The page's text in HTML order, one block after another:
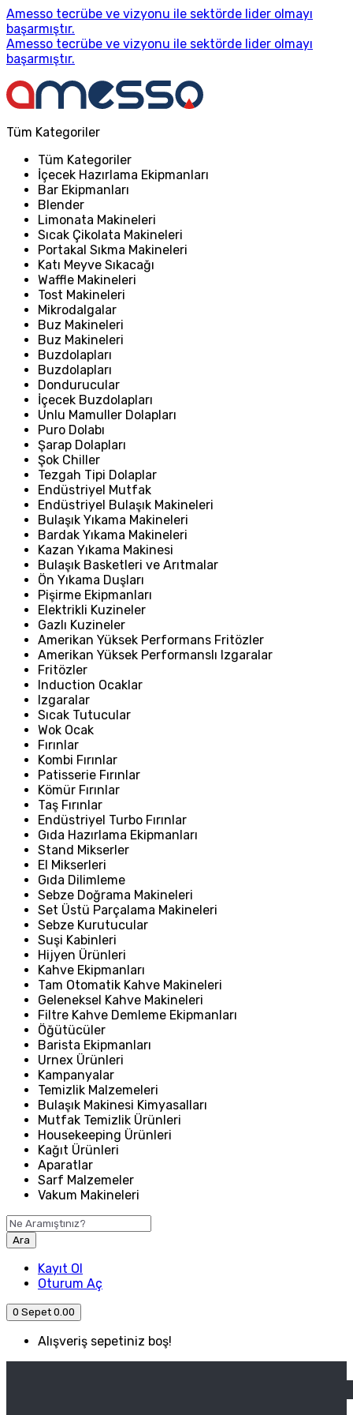
Amesso tecrübe ve vizyonu ile sektörde lider olmayı
başarmıştır.
Amesso tecrübe ve vizyonu ile sektörde lider olmayı
başarmıştır.
Tüm Kategoriler
Tüm Kategoriler
İçecek Hazırlama Ekipmanları
Bar Ekipmanları
Blender
Limonata Makineleri
Sıcak Çikolata Makineleri
Portakal Sıkma Makineleri
Katı Meyve Sıkacağı
Waffle Makineleri
Tost Makineleri
Mikrodalgalar
Buz Makineleri
Buz Makineleri
Buzdolapları
Buzdolapları
Dondurucular
İçecek Buzdolapları
Unlu Mamuller Dolapları
Puro Dolabı
Şarap Dolapları
Şok Chiller
Tezgah Tipi Dolaplar
Endüstriyel Mutfak
Endüstriyel Bulaşık Makineleri
Bulaşık Yıkama Makineleri
Bardak Yıkama Makineleri
Kazan Yıkama Makinesi
Bulaşık Basketleri ve Arıtmalar
Ön Yıkama Duşları
Pişirme Ekipmanları
Elektrikli Kuzineler
Gazlı Kuzineler
Amerikan Yüksek Performans Fritözler
Amerikan Yüksek Performanslı Izgaralar
Fritözler
Induction Ocaklar
Izgaralar
Sıcak Tutucular
Wok Ocak
Fırınlar
Kombi Fırınlar
Patisserie Fırınlar
Kömür Fırınlar
Taş Fırınlar
Endüstriyel Turbo Fırınlar
Gıda Hazırlama Ekipmanları
Stand Mikserler
El Mikserleri
Gıda Dilimleme
Sebze Doğrama Makineleri
Set Üstü Parçalama Makineleri
Sebze Kurutucular
Suşi Kabinleri
Hijyen Ürünleri
Kahve Ekipmanları
Tam Otomatik Kahve Makineleri
Geleneksel Kahve Makineleri
Filtre Kahve Demleme Ekipmanları
Öğütücüler
Barista Ekipmanları
Urnex Ürünleri
Kampanyalar
Temizlik Malzemeleri
Bulaşık Makinesi Kimyasalları
Mutfak Temizlik Ürünleri
Housekeeping Ürünleri
Kağıt Ürünleri
Aparatlar
Sarf Malzemeler
Vakum Makineleri
Ara
Kayıt Ol
Oturum Aç
0 Sepet 0.00
Alışveriş sepetiniz boş!